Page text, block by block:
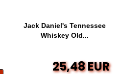
Jack Daniel's Tennessee
Whiskey Old...
25,48 EUR